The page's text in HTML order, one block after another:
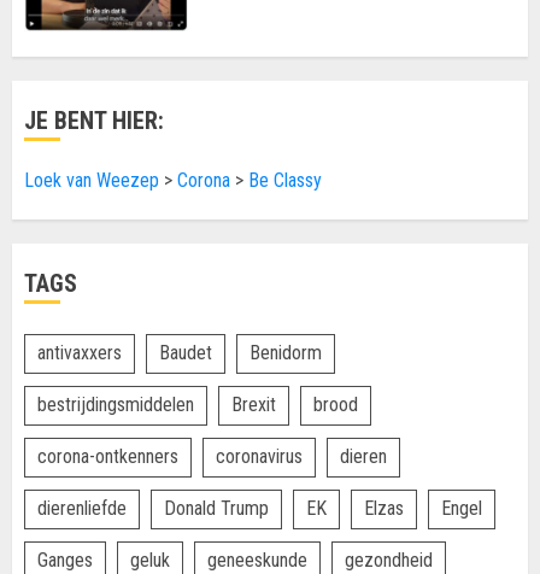
JE BENT HIER:
Loek van Weezep > Corona > Be Classy
TAGS
antivaxxers Baudet Benidorm
bestrijdingsmiddelen Brexit brood
corona-ontkenners coronavirus dieren
dierenliefde Donald Trump EK Elzas Engel
Ganges geluk geneeskunde gezondheid